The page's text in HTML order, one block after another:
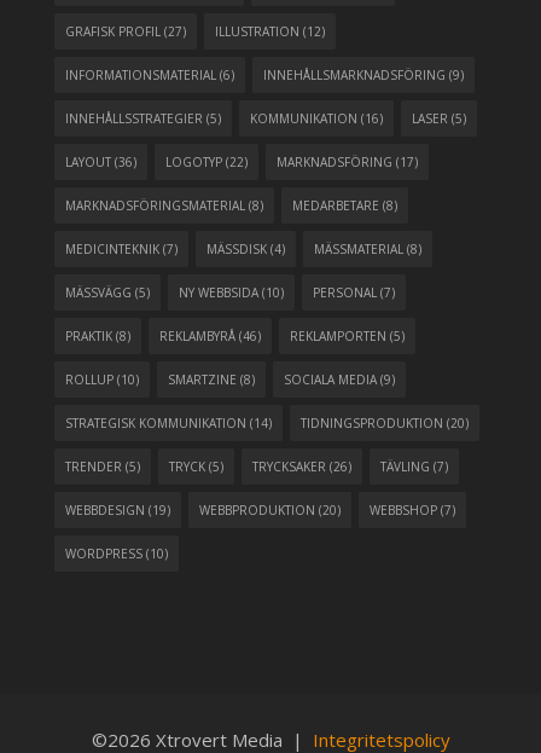
GRAFISK PROFIL (27) ILLUSTRATION (12)
INFORMATIONSMATERIAL (6) INNEHÅLLSMARKNADSFÖRING (9)
INNEHÅLLSSTRATEGIER (5) KOMMUNIKATION (16) LASER (5)
LAYOUT (36) LOGOTYP (22) MARKNADSFÖRING (17)
MARKNADSFÖRINGSMATERIAL (8) MEDARBETARE (8)
MEDICINTEKNIK (7) MÄSSDISK (4) MÄSSMATERIAL (8)
MÄSSVÄGG (5) NY WEBBSIDA (10) PERSONAL (7)
PRAKTIK (8) REKLAMBYRÅ (46) REKLAMPORTEN (5)
ROLLUP (10) SMARTZINE (8) SOCIALA MEDIA (9)
STRATEGISK KOMMUNIKATION (14) TIDNINGSPRODUKTION (20)
TRENDER (5) TRYCK (5) TRYCKSAKER (26) TÄVLING (7)
WEBBDESIGN (19) WEBBPRODUKTION (20) WEBBSHOP (7)
WORDPRESS (10)
©2026 Xtrovert Media | Integritetspolicy